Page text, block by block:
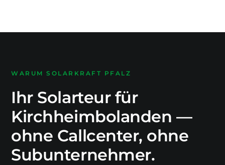
WARUM SOLARKRAFT PFALZ
Ihr Solarteur für
Kirchheimbolanden —
ohne Callcenter, ohne
Subunternehmer.